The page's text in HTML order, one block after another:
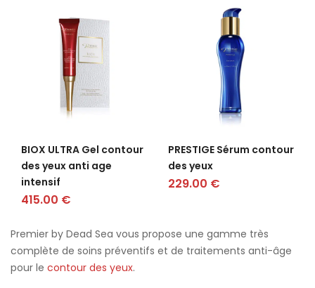
BIOX ULTRA Gel contour
des yeux anti age
intensif
415.00 €
PRESTIGE Sérum contour
des yeux
229.00 €
Premier by Dead Sea vous propose une gamme très
complète de soins préventifs et de traitements anti-âge
pour le contour des yeux.